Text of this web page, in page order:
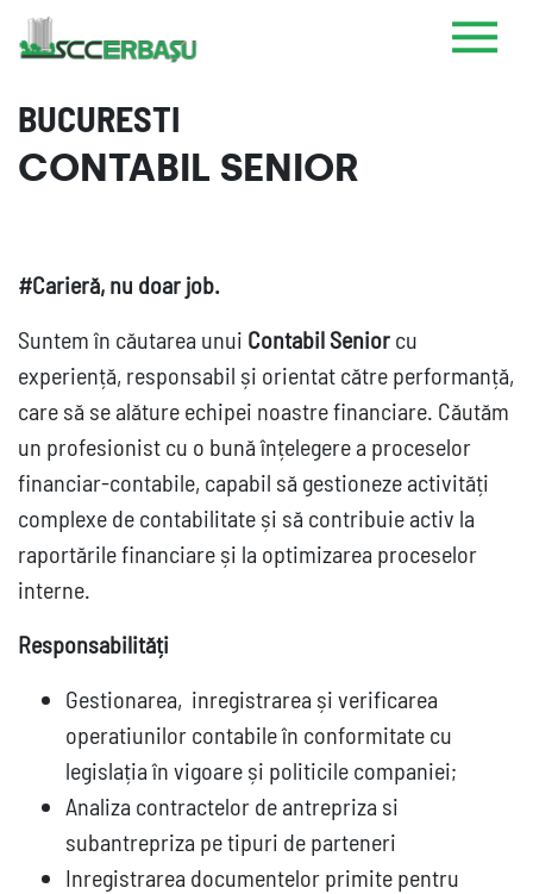
BUCURESTI
CONTABIL SENIOR
#Carieră, nu doar job.
Suntem în căutarea unui Contabil Senior cu
experiență, responsabil și orientat către performanță,
care să se alăture echipei noastre financiare. Căutăm
un profesionist cu o bună înțelegere a proceselor
financiar-contabile, capabil să gestioneze activități
complexe de contabilitate și să contribuie activ la
raportările financiare și la optimizarea proceselor
interne.
Responsabilități
Gestionarea, inregistrarea și verificarea
operatiunilor contabile în conformitate cu
legislația în vigoare și politicile companiei;
Analiza contractelor de antrepriza si
subantrepriza pe tipuri de parteneri
Inregistrarea documentelor primite pentru